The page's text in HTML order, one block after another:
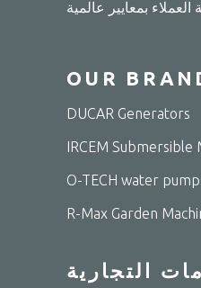
OUR
DUCAR Generators
IRCEM Submersible
O-TECH water
R-Max Garden
التجارية